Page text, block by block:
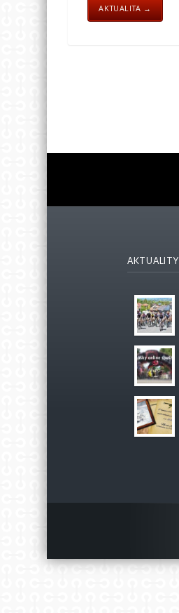
AKTUALITA →
AKTUALITY